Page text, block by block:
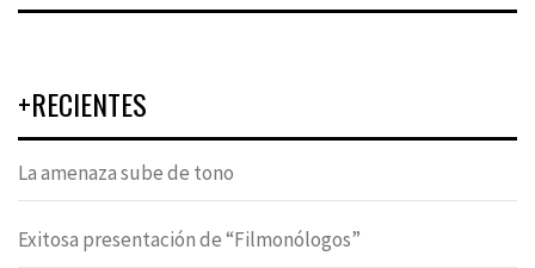
+RECIENTES
La amenaza sube de tono
Exitosa presentación de “Filmonólogos”